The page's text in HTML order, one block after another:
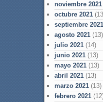
noviembre 2021
octubre 2021
septiembre 2021
agosto 2021(13)
julio 2021(14)
junio 2021(13)
mayo 2021(13)
abril 2021(13)
marzo 2021(13)
febrero 2021